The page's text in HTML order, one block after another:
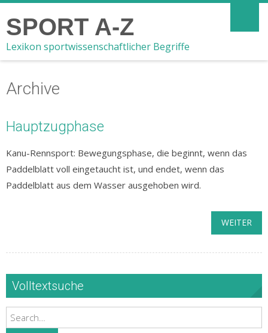
SPORT A-Z
Lexikon sportwissenschaftlicher Begriffe
Archive
Hauptzugphase
Kanu-Rennsport: Bewegungsphase, die beginnt, wenn das
Paddelblatt voll eingetaucht ist, und endet, wenn das
Paddelblatt aus dem Wasser ausgehoben wird.
WEITER
Volltextsuche
Search